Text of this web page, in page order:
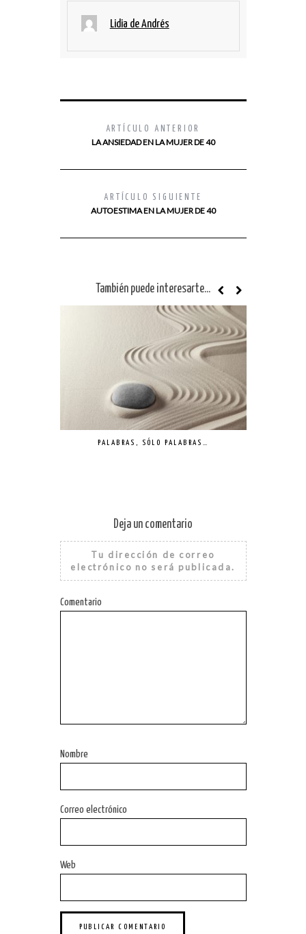
Lidia de Andrés
ARTÍCULO ANTERIOR
LA ANSIEDAD EN LA MUJER DE 40
ARTÍCULO SIGUIENTE
AUTOESTIMA EN LA MUJER DE 40
También puede interesarte...
PALABRAS, SÓLO PALABRAS…
Deja un comentario
Tu dirección de correo
electrónico no será publicada.
Comentario
Nombre
Correo electrónico
Web